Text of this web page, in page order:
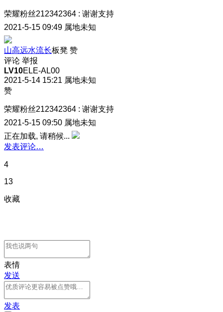
荣耀粉丝212342364 : 谢谢支持
2021-5-15 09:49 属地未知
山高远水流长板凳 赞
评论 举报
LV10ELE-AL00
2021-5-14 15:21 属地未知
赞
荣耀粉丝212342364 : 谢谢支持
2021-5-15 09:50 属地未知
正在加载, 请稍候...
发表评论…
4
13
收藏
表情
发送
发表